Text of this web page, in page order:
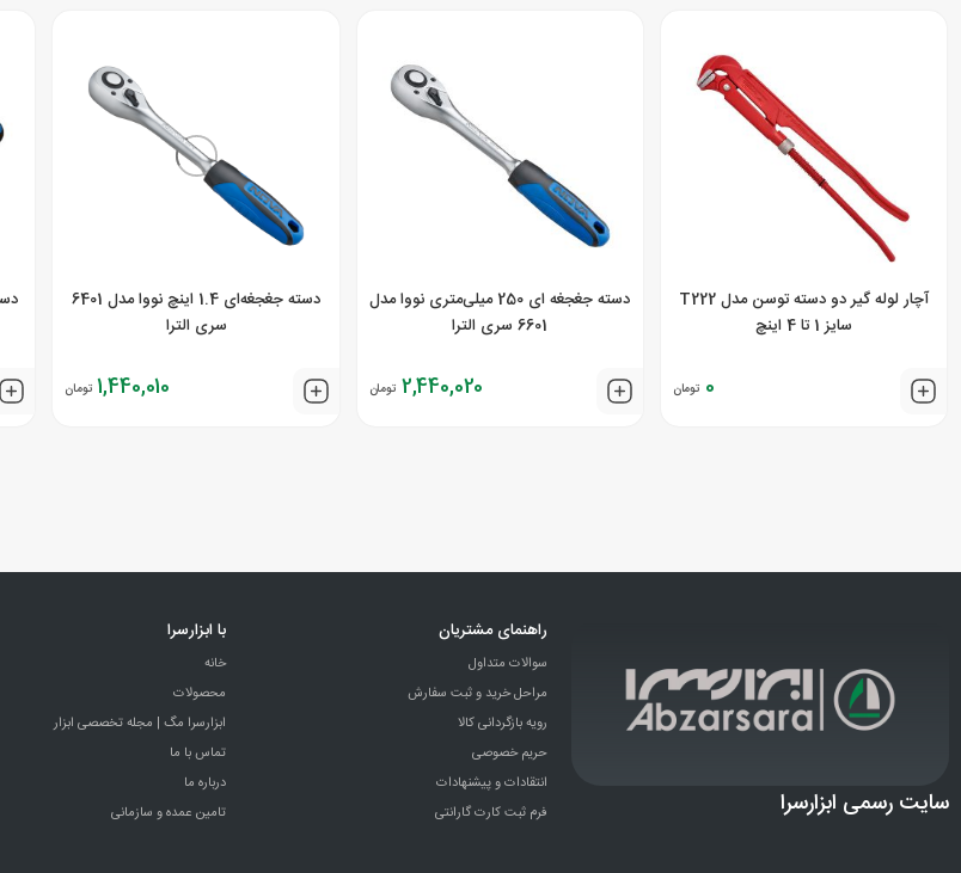
آچار لوله گیر دو دسته توسن مدل T222
سایز 1 تا 4 اینچ
0 تومان
دسته جغجغه ای 250 میلی‌متری نووا مدل
6601 سری الترا
2,440,020 تومان
دسته جغجغه‌ای 1.4 اینچ نووا مدل 6401
سری الترا
1,440,010 تومان
سایت رسمی ابزارسرا
راهنمای مشتریان
سوالات متداول
مراحل خرید و ثبت سفارش
رویه بازگردانی کالا
حریم خصوصی
انتقادات و پيشنهادات
فرم ثبت کارت گارانتی
با ابزارسرا
خانه
محصولات
ابزارسرا مگ | مجله تخصصی ابزار
تماس با ما
درباره ما
تامین عمده و سازمانی